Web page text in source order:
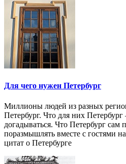
Для чего нужен Петербург
Миллионы людей из разных
Петербург. Что для них
догадываться. Что Петербург сам
поразмышлять вместе с гостями
цитат о Петербурге